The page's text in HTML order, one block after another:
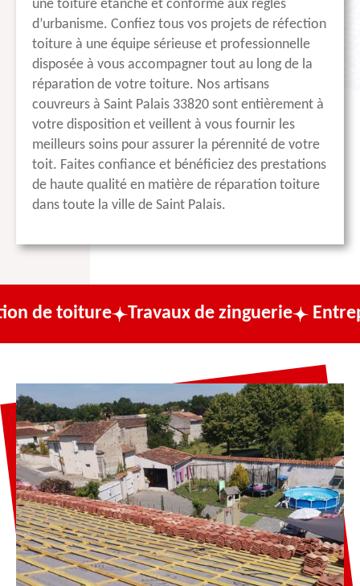
une toiture étanche et conforme aux règles
d’urbanisme. Confiez tous vos projets de réfection
toiture à une équipe sérieuse et professionnelle
disposée à vous accompagner tout au long de la
réparation de votre toiture. Nos artisans
couvreurs à Saint Palais 33820 sont entièrement à
votre disposition et veillent à vous fournir les
meilleurs soins pour assurer la pérennité de votre
toit. Faites confiance et bénéficiez des prestations
de haute qualité en matière de réparation toiture
dans toute la ville de Saint Palais.
Travaux de zinguerie Entreprise de